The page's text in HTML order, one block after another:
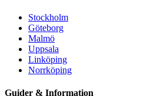
Stockholm
Göteborg
Malmö
Uppsala
Linköping
Norrköping
Guider & Information